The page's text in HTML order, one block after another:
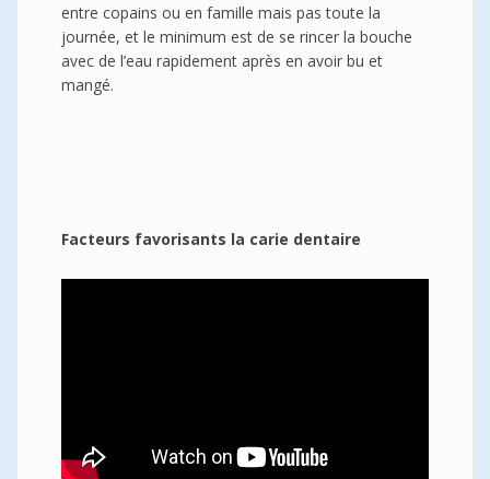
entre copains ou en famille mais pas toute la
journée, et le minimum est de se rincer la bouche
avec de l’eau rapidement après en avoir bu et
mangé.
Facteurs favorisants la carie dentaire